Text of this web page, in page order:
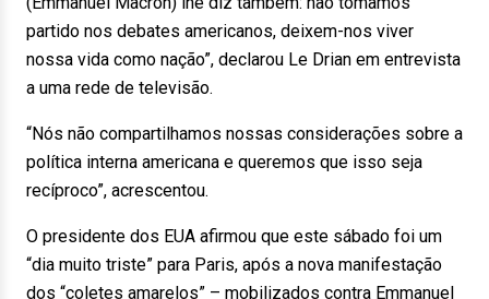
partido nos debates americanos, deixem-nos viver
nossa vida como nação”, declarou Le Drian em entrevista
a uma rede de televisão.
“Nós não compartilhamos nossas considerações sobre a
política interna americana e queremos que isso seja
recíproco”, acrescentou.
O presidente dos EUA afirmou que este sábado foi um
“dia muito triste” para Paris, após a nova manifestação
dos “coletes amarelos” – mobilizados contra Emmanuel